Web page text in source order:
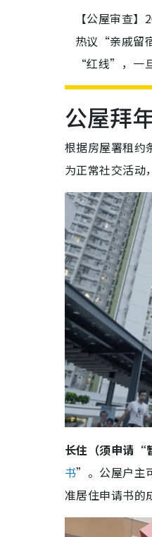
【公屋审查
热议“亲戚留
“红线”，一
公屋拜
根据房屋署租约
为正常社交活动
长住（须申请“
书”。公屋户主
准居住申请书的